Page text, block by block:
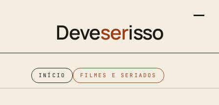
Deveserisso
INÍCIO FILMES E SERIADOS